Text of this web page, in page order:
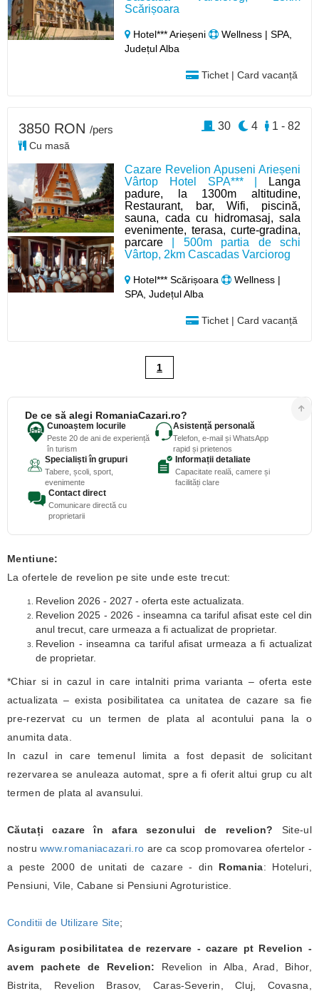
Scărișoara
Hotel*** Arieșeni
Wellness | SPA,
Județul Alba
Tichet | Card vacanță
Cazare Revelion Apuseni Arieșeni
Vârtop Hotel SPA*** |
Langa
padure, la 1300m altitudine,
Restaurant, bar, Wifi, piscină,
sauna, cada cu hidromasaj, sala
evenimente, terasa, curte-gradina,
parcare | 500m partia de schi
Vârtop, 2km Cascadas Varciorog
Hotel*** Scărișoara
Wellness |
SPA, Județul Alba
Tichet | Card vacanță
3850 RON /pers
Cu masă
1 - 82
4
30
1
De ce să alegi RomaniaCazari.ro?
Cunoaștem locurile
Peste 20 de ani de experiență
în turism
Asistență personală
Telefon, e-mail și WhatsApp
rapid și prietenos
Specialiști în grupuri
Tabere, școli, sport,
evenimente
Informații detaliate
Capacitate reală, camere și
facilități clare
Contact direct
Comunicare directă cu
proprietarii
Mentiune:
La ofertele de revelion pe site unde este trecut:
Revelion 2026 - 2027 - oferta este actualizata.
Revelion 2025 - 2026 - inseamna ca tariful afisat este cel din
anul trecut, care urmeaza a fi actualizat de proprietar.
Revelion - inseamna ca tariful afisat urmeaza a fi actualizat
de proprietar.
*Chiar si in cazul in care intalniti prima varianta – oferta este
actualizata – exista posibilitatea ca unitatea de cazare sa fie
pre-rezervat cu un termen de plata al acontului pana la o
anumita data.
In cazul in care temenul limita a fost depasit de solicitant
rezervarea se anuleaza automat, spre a fi oferit altui grup cu alt
termen de plata al avansului.
Căutați cazare în afara sezonului de revelion? Site-ul
nostruwww.romaniacazari.ro are ca scop promovarea ofertelor -
a peste 2000 de unitati de cazare - din Romania: Hoteluri,
Pensiuni, Vile, Cabane si Pensiuni Agroturistice.
Conditii de Utilizare Site;
Asiguram posibilitatea de rezervare - cazare pt Revelion -
avem pachete de Revelion: Revelion in Alba, Arad, Bihor,
Bistrita, Revelion Brasov, Caras-Severin, Cluj, Covasna,